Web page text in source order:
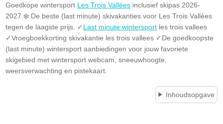
Goedkope wintersport Les Trois Vallées inclusief skipas 2026-
2027.❄️ De beste (last minute) skivakanties voor Les Trois Vallées
tegen de laagste prijs. ✓ Last minute wintersport les trois vallees
✓Vroegboekkorting skivakantie les trois vallees ✓De goedkoopste
(last minute) wintersport aanbiedingen voor jouw favoriete
skigebied met wintersport webcam, sneeuwhoogte,
weersverwachting en pistekaart.
Inhoudsopgave